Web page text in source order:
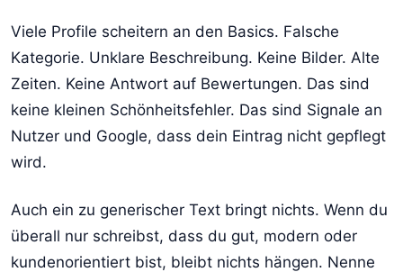
Viele Profile scheitern an den Basics. Falsche
Kategorie. Unklare Beschreibung. Keine Bilder. Alte
Zeiten. Keine Antwort auf Bewertungen. Das sind
keine kleinen Schönheitsfehler. Das sind Signale an
Nutzer und Google, dass dein Eintrag nicht gepflegt
wird.
Auch ein zu generischer Text bringt nichts. Wenn du
überall nur schreibst, dass du gut, modern oder
kundenorientiert bist, bleibt nichts hängen. Nenne